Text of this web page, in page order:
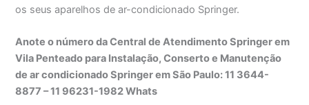
os seus aparelhos de ar-condicionado Springer.
Anote o número da Central de Atendimento Springer em
Vila Penteado para Instalação, Conserto e Manutenção
de ar condicionado Springer em São Paulo: 11 3644-
8877 – 11 96231-1982 Whats